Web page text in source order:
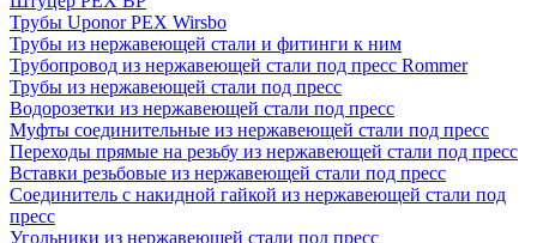
Трубы Uponor PEX Wirsbo
Трубы из нержавеющей стали и фитинги к ним
Трубопровод из нержавеющей стали под пресс Rommer
Трубы из нержавеющей стали под пресс
Водорозетки из нержавеющей стали под пресс
Муфты соединительные из нержавеющей стали под пресс
Переходы прямые на резьбу из нержавеющей стали под пресс
Вставки резьбовые из нержавеющей стали под пресс
Соединитель с накидной гайкой из нержавеющей стали под
пресс
Угольники из нержавеющей стали под пресс